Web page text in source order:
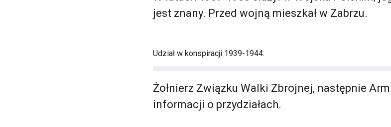
jest znany. Przed wojną mieszkał w Zabrzu.
Udział w konspiracji 1939-1944:
Żołnierz Związku Walki Zbrojnej, następnie
informacji o przydziałach.